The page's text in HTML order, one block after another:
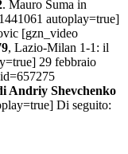
. Mauro Suma in
autoplay=true]
[gzn_video
, Lazio-Milan 1-1: il
29 febbraio
Andriy Shevchenko
Di seguito: